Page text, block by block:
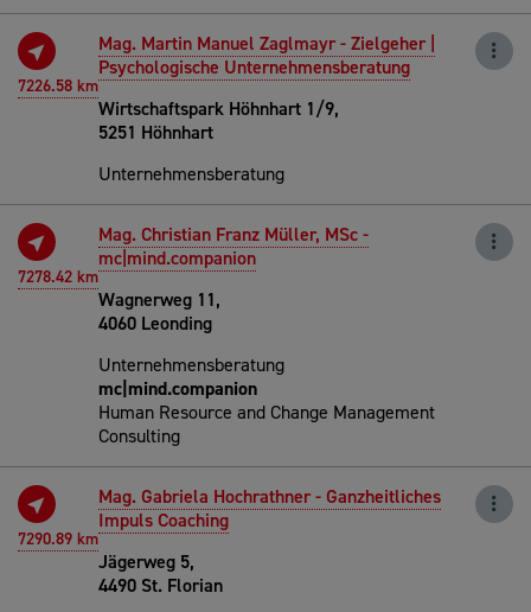
7226.58 km
Mag. Martin Manuel Zaglmayr - Zielgeher |
Psychologische Unternehmensberatung
Wirtschaftspark Höhnhart 1/9,
5251 Höhnhart
Unternehmensberatung
7278.42 km
Mag. Christian Franz Müller, MSc -
mc|mind.companion
Wagnerweg 11,
4060 Leonding
Unternehmensberatung
mc|mind.companion
Human Resource and Change Management
Consulting
7290.89 km
Mag. Gabriela Hochrathner - Ganzheitliches
Impuls Coaching
Jägerweg 5,
4490 St. Florian